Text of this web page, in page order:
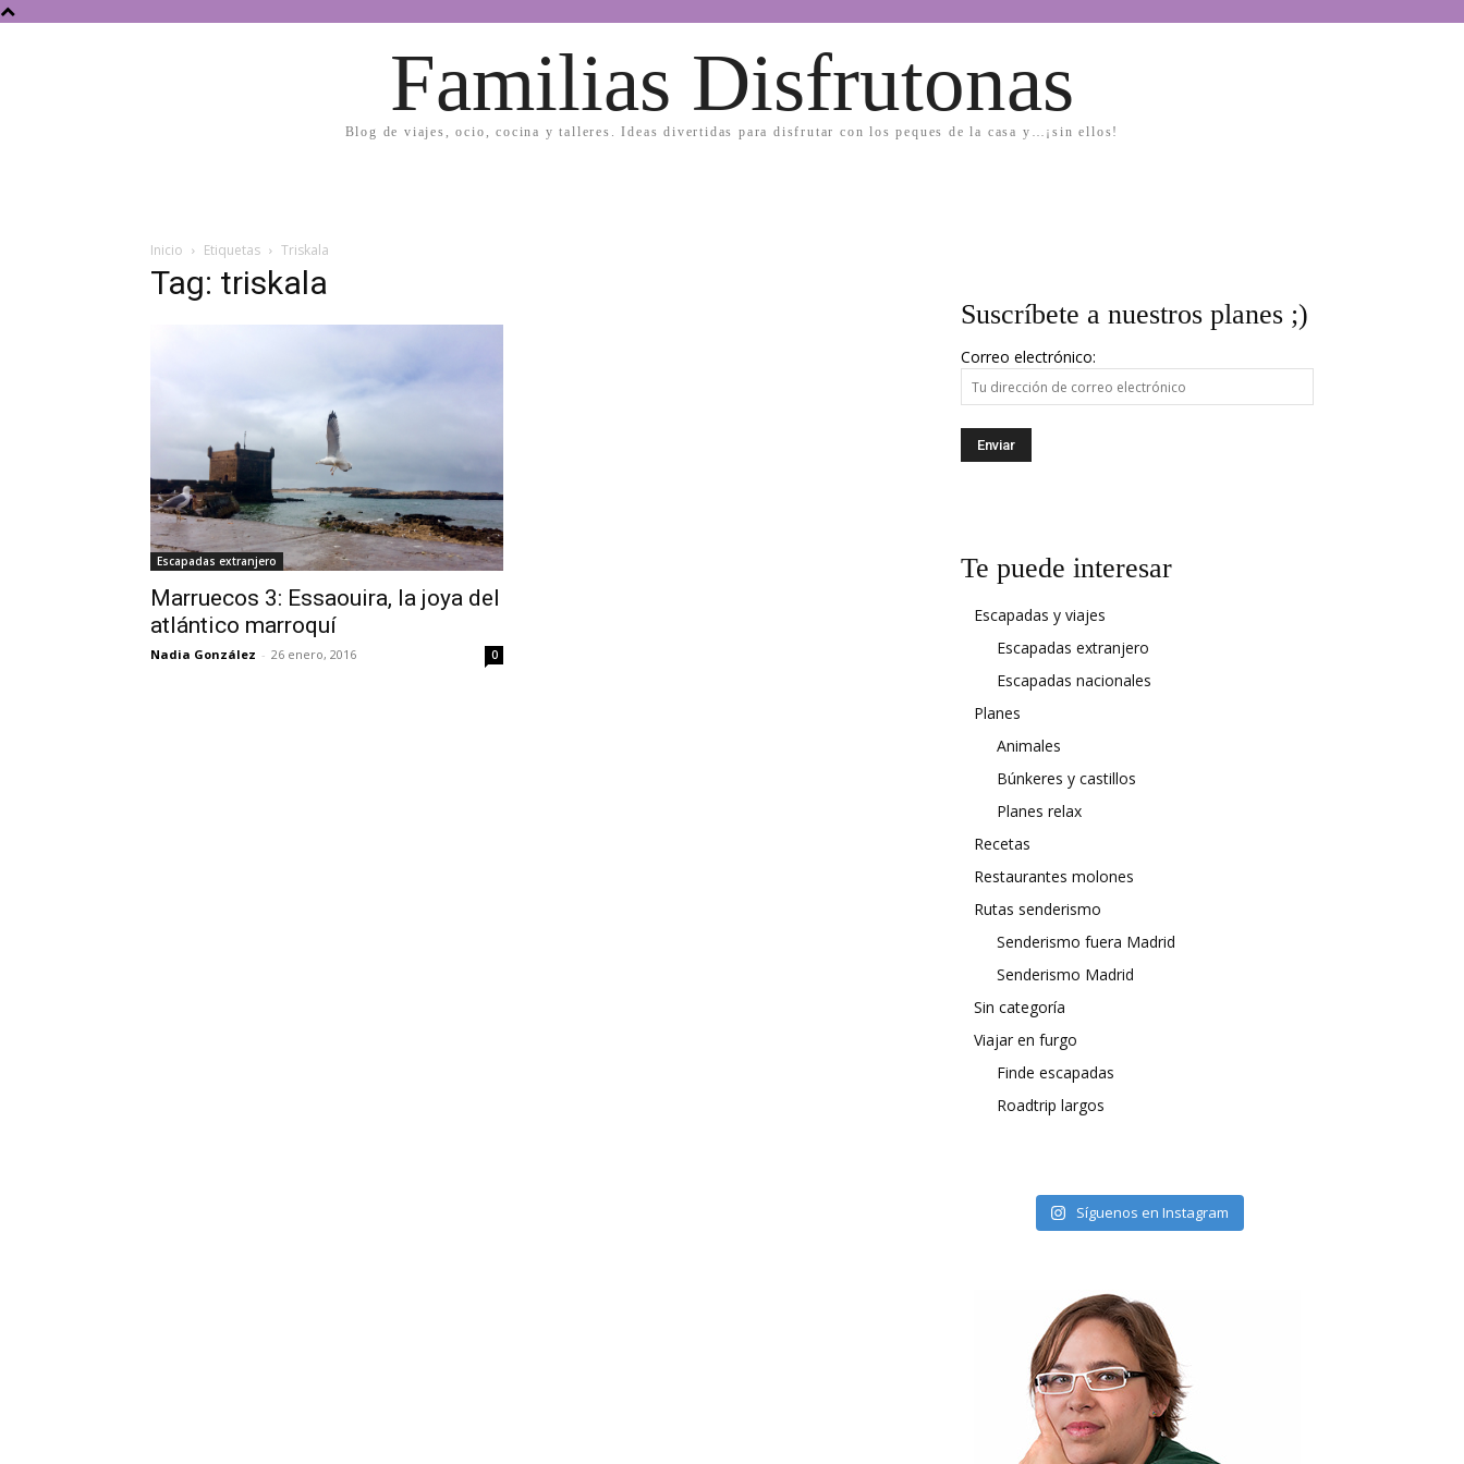
Familias Disfrutonas
Blog de viajes, ocio, cocina y talleres. Ideas divertidas para disfrutar con los peques de la casa y…¡sin ellos!
Inicio Etiquetas Triskala
Tag: triskala
Escapadas extranjero
Marruecos 3: Essaouira, la joya del
atlántico marroquí
Nadia González - 26 enero, 2016 0
Suscríbete a nuestros planes ;)
Correo electrónico:
Te puede interesar
Escapadas y viajes
Escapadas extranjero
Escapadas nacionales
Planes
Animales
Búnkeres y castillos
Planes relax
Recetas
Restaurantes molones
Rutas senderismo
Senderismo fuera Madrid
Senderismo Madrid
Sin categoría
Viajar en furgo
Finde escapadas
Roadtrip largos
Síguenos en Instagram